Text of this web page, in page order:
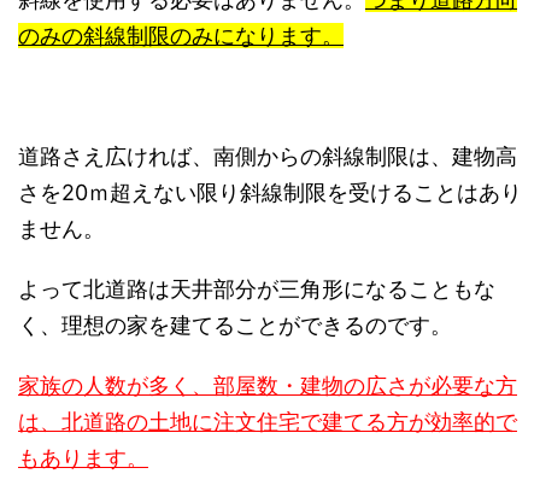
のみの斜線制限のみになります。
道路さえ広ければ、南側からの斜線制限は、建物高
さを20ｍ超えない限り斜線制限を受けることはあり
ません。
よって北道路は天井部分が三角形になることもな
く、理想の家を建てることができるのです。
家族の人数が多く、部屋数・建物の広さが必要な方
は、北道路の土地に注文住宅で建てる方が効率的で
もあります。